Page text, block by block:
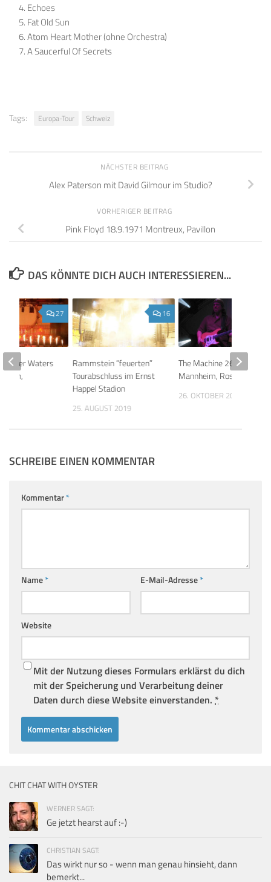
Echoes
Fat Old Sun
Atom Heart Mother (ohne Orchestra)
A Saucerful Of Secrets
Tags: Europa-Tour Schweiz
NÄCHSTER BEITRAG
Alex Paterson mit David Gilmour im Studio?
VORHERIGER BEITRAG
Pink Floyd 18.9.1971 Montreux, Pavillon
DAS KÖNNTE DICH AUCH INTERESSIEREN...
16
Rammstein “feuerten”
Tourabschluss im Ernst
Happel Stadion
25. AUGUST 2019
The Machine 26.10.2004
Mannheim, Rosengarten
26. OKTOBER 2025
27
Roger Waters
SCHREIBE EINEN KOMMENTAR
Kommentar*
Name* E-Mail-Adresse*
Website
Mit der Nutzung dieses Formulars erklärst du dich
mit der Speicherung und Verarbeitung deiner
Daten durch diese Website einverstanden. *
CHIT CHAT WITH OYSTER
WERNER SAGT:
Ge jetzt hearst auf :-)
CHRISTIAN SAGT:
Das wirkt nur so - wenn man genau hinsieht, dann
bemerkt...